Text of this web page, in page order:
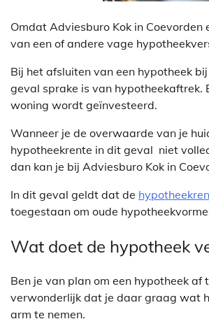
Omdat Adviesburo Kok in
van een of andere vage
Bij het afsluiten van een hypotheek
geval sprake is van
woning wordt geïnvesteerd.
Wanneer je de overwaarde van je
hypotheekrente in dit geval niet
dan kan je bij Adviesburo Kok in
In dit geval geldt dat de
toegestaan om oude
Wat doet de hypotheek
Ben je van plan om een hypotheek
verwonderlijk dat je daar graag wat
arm te nemen.